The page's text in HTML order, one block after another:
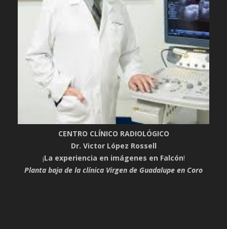
CENTRO CLÍNICO RADIOLÓGICO
Dr. Victor López Rossell
¡La experiencia en imágenes en Falcón!
Planta baja de la clínica Virgen de Guadalupe en Coro